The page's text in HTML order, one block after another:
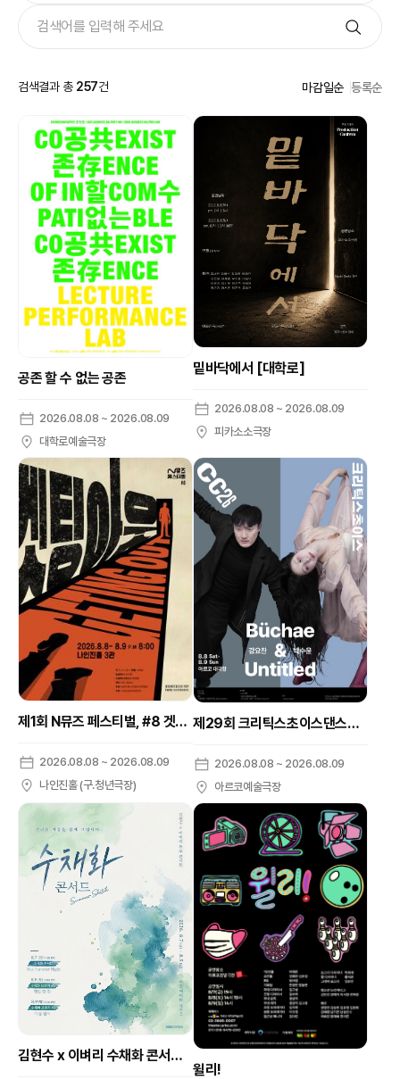
검색결과 총 257건 마감일순 등록순
공존 할 수 없는 공존
2026.08.08 ~ 2026.08.09
대학로예술극장
밑바닥에서 [대학로]
2026.08.08 ~ 2026.08.09
피카소소극장
제1회 N뮤즈 페스티벌, #8 겟팅 아웃
2026.08.08 ~ 2026.08.09
나인진홀 (구.청년극장)
제29회 크리틱스초이스댄스페스티벌, 강요찬: Buchae & 박수윤: Untitled
2026.08.08 ~ 2026.08.09
아르코예술극장
김현수 x 이벼리 수채화 콘서트: 여름 스케치
윌리!